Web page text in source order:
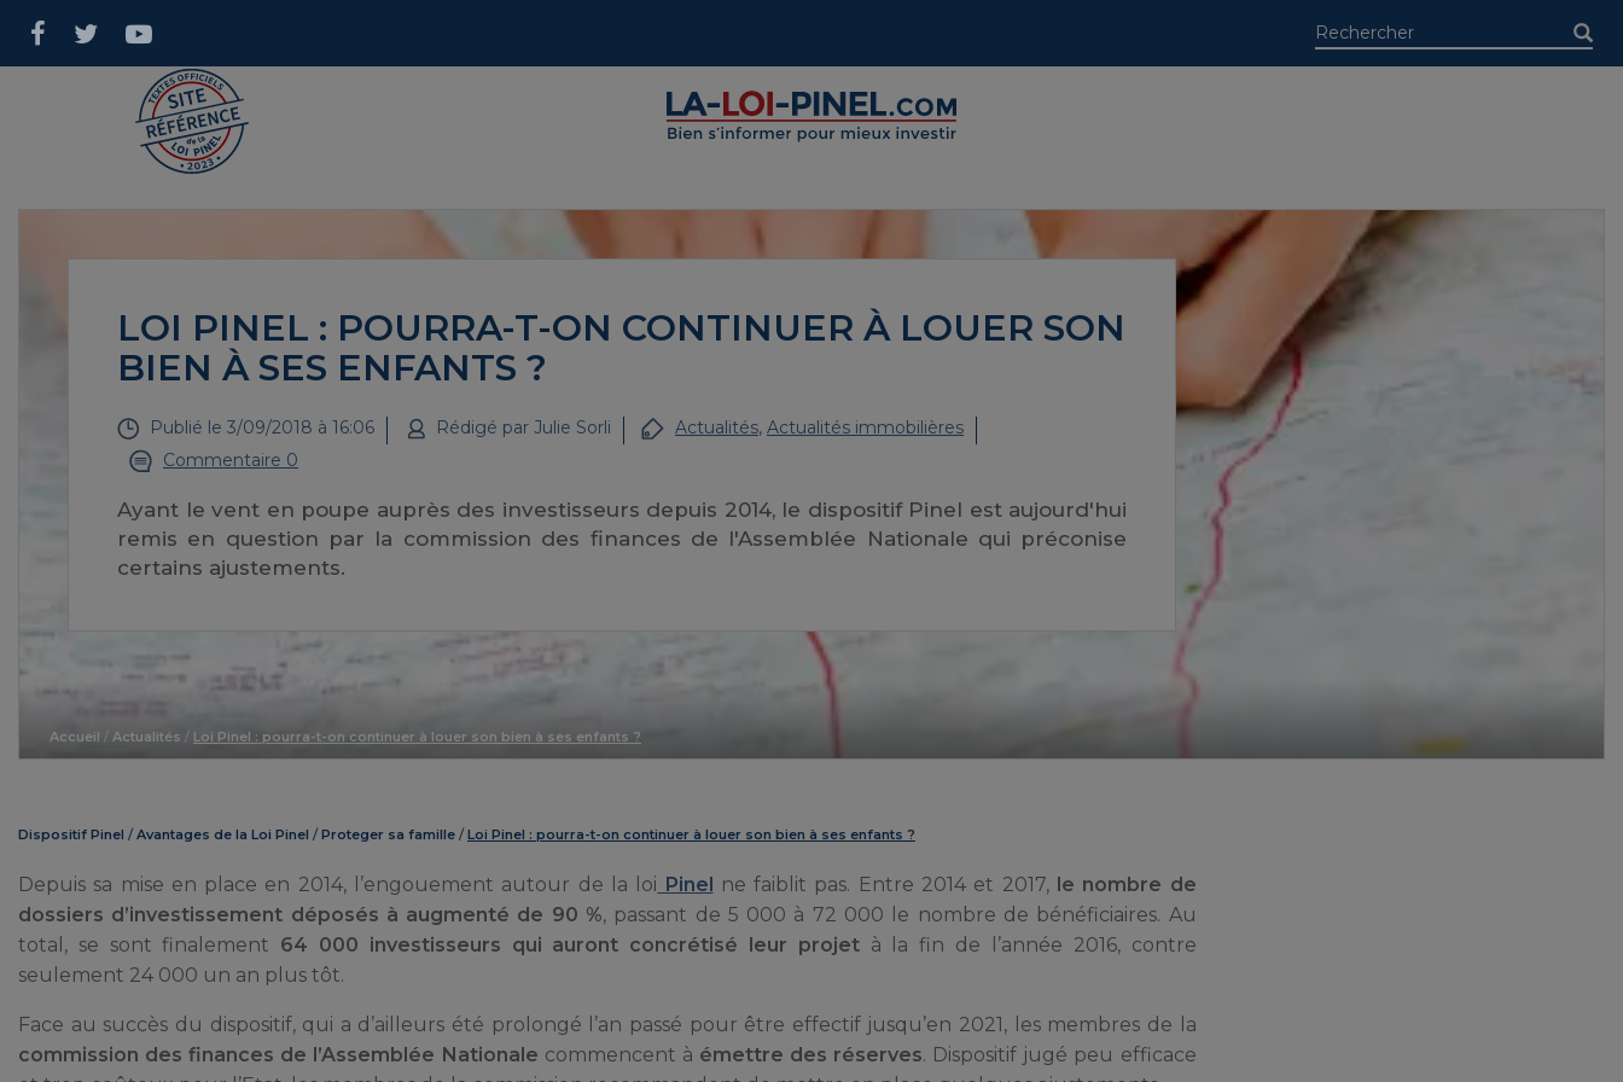
LOI PINEL : POURRA-T-ON CONTINUER À LOUER SON
BIEN À SES ENFANTS ?
Publié le 3/09/2018 à 16:06 Rédigé par Julie Sorli Actualités, Actualités immobilières
Commentaire 0
Ayant le vent en poupe auprès des investisseurs depuis 2014, le dispositif Pinel est aujourd'hui
remis en question par la commission des finances de l'Assemblée Nationale qui préconise
certains ajustements.
Accueil / Actualités / Loi Pinel : pourra-t-on continuer à louer son bien à ses enfants ?
Dispositif Pinel Avantages de la Loi Pinel Proteger sa famille Loi Pinel : pourra-t-on continuer à louer son bien à ses enfants ?
Depuis sa mise en place en 2014, l’engouement autour de la loi Pinel ne faiblit pas. Entre 2014 et 2017, le nombre de
dossiers d’investissement déposés à augmenté de 90 %, passant de 5 000 à 72 000 le nombre de bénéficiaires. Au
total, se sont finalement 64 000 investisseurs qui auront concrétisé leur projetà la fin de l’année 2016, contre
seulement 24 000 un an plus tôt.
Face au succès du dispositif, qui a d’ailleurs été prolongé l’an passé pour être effectif jusqu’en 2021, les membres de la
commission des finances de l’Assemblée Nationale commencent à émettre des réserves. Dispositif jugé peu efficace